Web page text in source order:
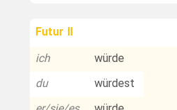
Futur II
ich
würde
du
würdest